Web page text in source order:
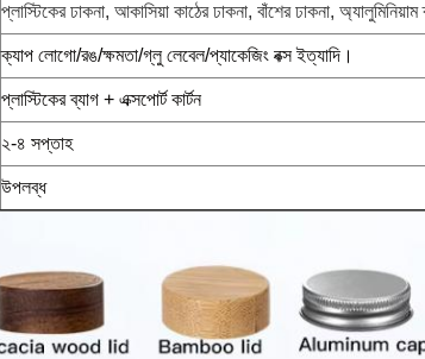
প্লাস্টিকের ঢাকনা, আকাসিয়া কাঠের ঢাকনা, বাঁশের ঢাকনা,
ক্যাপ লোগো/রঙ/ক্ষমতা/গ্লু লেবেল/প্যাকেজিং বক্স ইত্যাদি।
প্লাস্টিকের ব্যাগ + এক্সপোর্ট কার্টন
২-৪ সপ্তাহ
উপলব্ধ